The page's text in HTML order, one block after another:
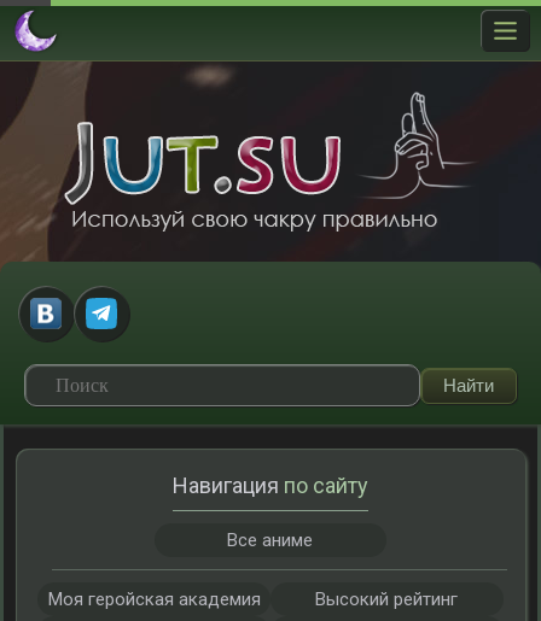
Навигация по сайту
Все аниме
Моя геройская академия
Высокий рейтинг